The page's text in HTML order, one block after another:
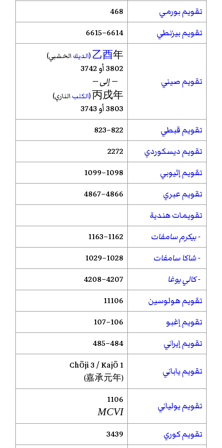
تقويم بورمي
468
تقويم بيزنطي
6614–6615
تقويم صيني
乙酉年
(الديكالخشبي)
3802 أو 3742
— إلى —
丙戌年
(الكلبالناري)
3803 أو 3743
تقويم قبطي
822–823
تقويم ديسكوردي
2272
تقويم إثيوبي
1098–1099
تقويم عبري
4866–4867
تقويمات هندية
-بيكرم سامفات
1162–1163
-شاكا سامفات
1028–1029
-كالي يوغا
4207–4208
تقويم هولوسين
11106
تقويم إغبو
106–107
تقويم إيراني
484–485
تقويم ياباني Chōji3 /Kajō1
(嘉承元年)
تقويم يولياني 1106
MCVI
تقويم كوري 3439